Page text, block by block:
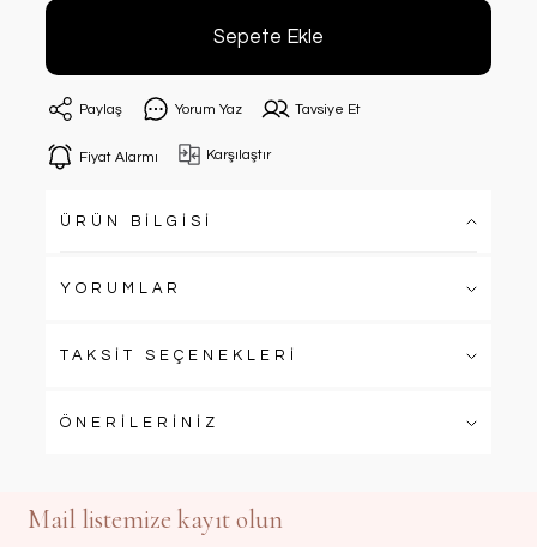
Sepete Ekle
Paylaş Yorum Yaz Tavsiye Et
Fiyat Alarmı Karşılaştır
ÜRÜN BİLGİSİ
YORUMLAR
TAKSİT SEÇENEKLERİ
ÖNERİLERİNİZ
Mail listemize kayıt olun